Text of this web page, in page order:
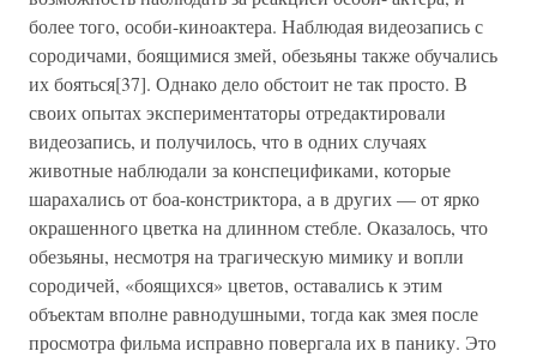
более того, особи-киноактера. Наблюдая видеозапись с
сородичами, боящимися змей, обезьяны также обучались
их бояться[37]. Однако дело обстоит не так просто. В
своих опытах экспериментаторы отредактировали
видеозапись, и получилось, что в одних случаях
животные наблюдали за конспецификами, которые
шарахались от боа-констриктора, а в других — от ярко
окрашенного цветка на длинном стебле. Оказалось, что
обезьяны, несмотря на трагическую мимику и вопли
сородичей, «боящихся» цветов, оставались к этим
объектам вполне равнодушными, тогда как змея после
просмотра фильма исправно повергала их в панику. Это